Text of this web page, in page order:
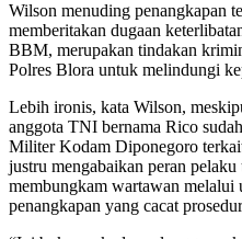
Wilson menuding penangkapan
memberitakan dugaan
BBM, merupakan tindakan
Polres Blora untuk melindungi
Lebih ironis, kata Wilson,
anggota TNI bernama Rico
Militer Kodam Diponegoro
justru mengabaikan peran pelaku
membungkam wartawan melalui
penangkapan yang cacat